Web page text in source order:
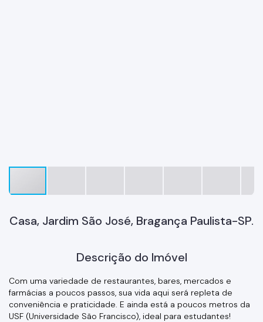
Casa, Jardim São José, Bragança Paulista-SP.
Descrição do Imóvel
Com uma variedade de restaurantes, bares, mercados e
farmácias a poucos passos, sua vida aqui será repleta de
conveniência e praticidade. E ainda está a poucos metros da
USF (Universidade São Francisco), ideal para estudantes!